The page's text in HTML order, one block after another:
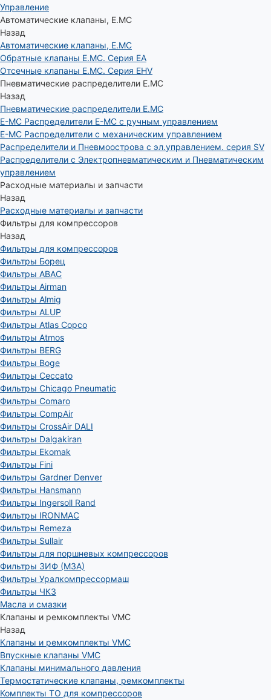
Управление
Автоматические клапаны, Е.МС
Назад
Автоматические клапаны, Е.МС
Обратные клапаны E.MC. Серия EA
Отсечные клапаны E.MC. Серия EHV
Пневматические распределители E.MC
Назад
Пневматические распределители E.MC
E-MC Распределители E-MC с ручным управлением
E-MC Распределители с механическим управлением
Распределители и Пневмоострова с эл.управлением. серия SV
Распределители с Электропневматическим и Пневматическим
управлением
Расходные материалы и запчасти
Назад
Расходные материалы и запчасти
Фильтры для компрессоров
Назад
Фильтры для компрессоров
Фильтры Борец
Фильтры ABAC
Фильтры Airman
Фильтры Almig
Фильтры ALUP
Фильтры Atlas Copco
Фильтры Atmos
Фильтры BERG
Фильтры Boge
Фильтры Ceccato
Фильтры Chicago Pneumatic
Фильтры Comaro
Фильтры CompAir
Фильтры CrossAir DALI
Фильтры Dalgakiran
Фильтры Ekomak
Фильтры Fini
Фильтры Gardner Denver
Фильтры Hansmann
Фильтры Ingersoll Rand
Фильтры IRONMAC
Фильтры Remeza
Фильтры Sullair
Фильтры для поршневых компрессоров
Фильтры ЗИФ (МЗА)
Фильтры Уралкомпрессормаш
Фильтры ЧКЗ
Масла и смазки
Клапаны и ремкомплекты VMC
Назад
Клапаны и ремкомплекты VMC
Впускные клапаны VMC
Клапаны минимального давления
Термостатические клапаны, ремкомплекты
Комплекты ТО для компрессоров